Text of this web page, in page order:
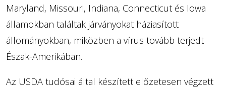
Maryland, Missouri, Indiana, Connecticut és Iowa
államokban találtak járványokat háziasított
állományokban, miközben a vírus tovább terjedt
Észak-Amerikában.
Az USDA tudósai által készített előzetesen végzett